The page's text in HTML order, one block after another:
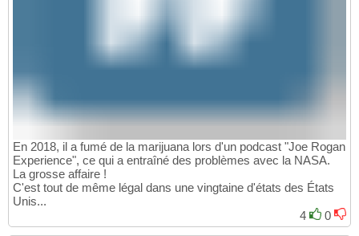
En 2018, il a fumé de la marijuana lors d'un podcast "Joe Rogan
Experience", ce qui a entraîné des problèmes avec la NASA.
La grosse affaire !
C'est tout de même légal dans une vingtaine d'états des États
Unis...
4
0